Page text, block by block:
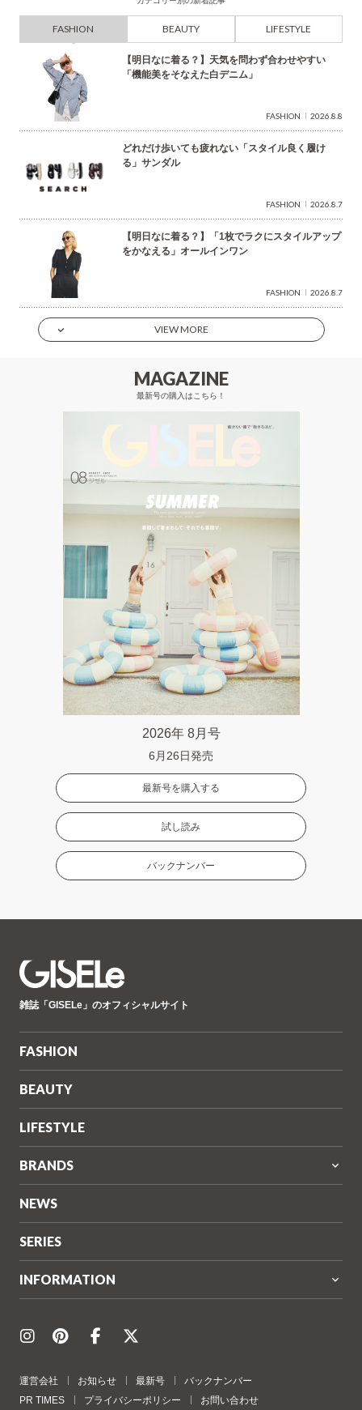
FASHION BEAUTY LIFESTYLE
【明日なに着る？】天気を問わず合わせやすい
「機能美をそなえた白デニム」
FASHION 2026.8.8
どれだけ歩いても疲れない「スタイル良く履け
る」サンダル
FASHION 2026.8.7
【明日なに着る？】「1枚でラクにスタイルアップ
をかなえる」オールインワン
FASHION 2026.8.7
VIEW MORE
MAGAZINE
最新号の購入はこちら！
2026年 8月号
6月26日発売
最新号を購入する
試し読み
バックナンバー
ゼ
雑誌「GISELe」のオフィシャルサイト
FASHION
BEAUTY
LIFESTYLE
BRANDS
NEWS
SERIES
INFORMATION
運営会社 お知らせ 最新号
バックナンバー
PR TIMES
プライバシーポリシー お問い合わせ